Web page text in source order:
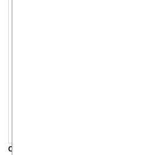
Скоро